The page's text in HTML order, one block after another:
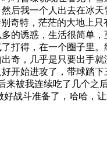
后我一个人出去在冰
别奇特，茫茫的大地上
的诱惑，生活很简单
打得，在一个圈子里
奇，几乎是只要出手
开始进攻了，带球踏
来被我连续吃了几个之
斗准备了，哈哈，让